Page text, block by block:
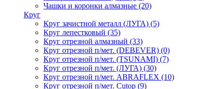
Чашки и коронки алмазные (20)
Круг
Круг зачистной металл (ЛУГА) (5)
Круг лепестковый (35)
Круг отрезной алмазный (33)
Круг отрезной п/мет. (DEBEVER) (0)
Круг отрезной п/мет. (TSUNAMI) (7)
Круг отрезной п/мет. (ЛУГА) (30)
Круг отрезной п/мет. ABRAFLEX (10)
Круг отрезной п/мет. Cutop (9)